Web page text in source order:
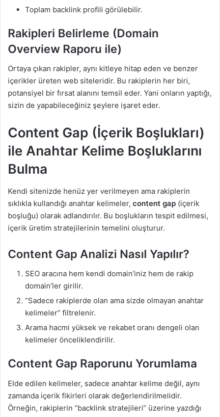
Toplam backlink profili görülebilir.
Rakipleri Belirleme (Domain
Overview Raporu ile)
Ortaya çıkan rakipler, aynı kitleye hitap eden ve benzer
içerikler üreten web siteleridir. Bu rakiplerin her biri,
potansiyel bir fırsat alanını temsil eder. Yani onların yaptığı,
sizin de yapabileceğiniz şeylere işaret eder.
Content Gap (İçerik Boşlukları)
ile Anahtar Kelime Boşluklarını
Bulma
Kendi sitenizde henüz yer verilmeyen ama rakiplerin
sıklıkla kullandığı anahtar kelimeler, content gap (içerik
boşluğu) olarak adlandırılır. Bu boşlukların tespit edilmesi,
içerik üretim stratejilerinin temelini oluşturur.
Content Gap Analizi Nasıl Yapılır?
SEO aracına hem kendi domain’iniz hem de rakip
domain’ler girilir.
“Sadece rakiplerde olan ama sizde olmayan anahtar
kelimeler” filtrelenir.
Arama hacmi yüksek ve rekabet oranı dengeli olan
kelimeler önceliklendirilir.
Content Gap Raporunu Yorumlama
Elde edilen kelimeler, sadece anahtar kelime değil, aynı
zamanda içerik fikirleri olarak değerlendirilmelidir.
Örneğin, rakiplerin “backlink stratejileri” üzerine yazdığı